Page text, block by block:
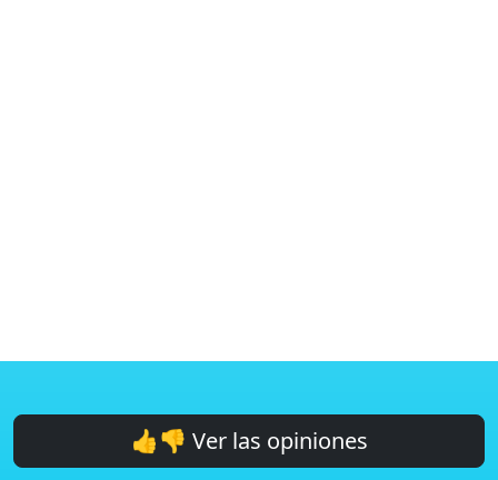
👍👎 Ver las opiniones